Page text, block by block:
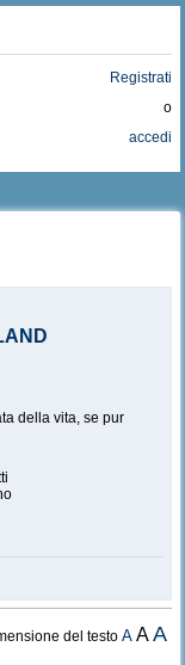
Registrati
o
accedi
della vita, se pur
del testoA AA